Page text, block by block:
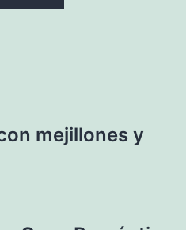
mejillones y